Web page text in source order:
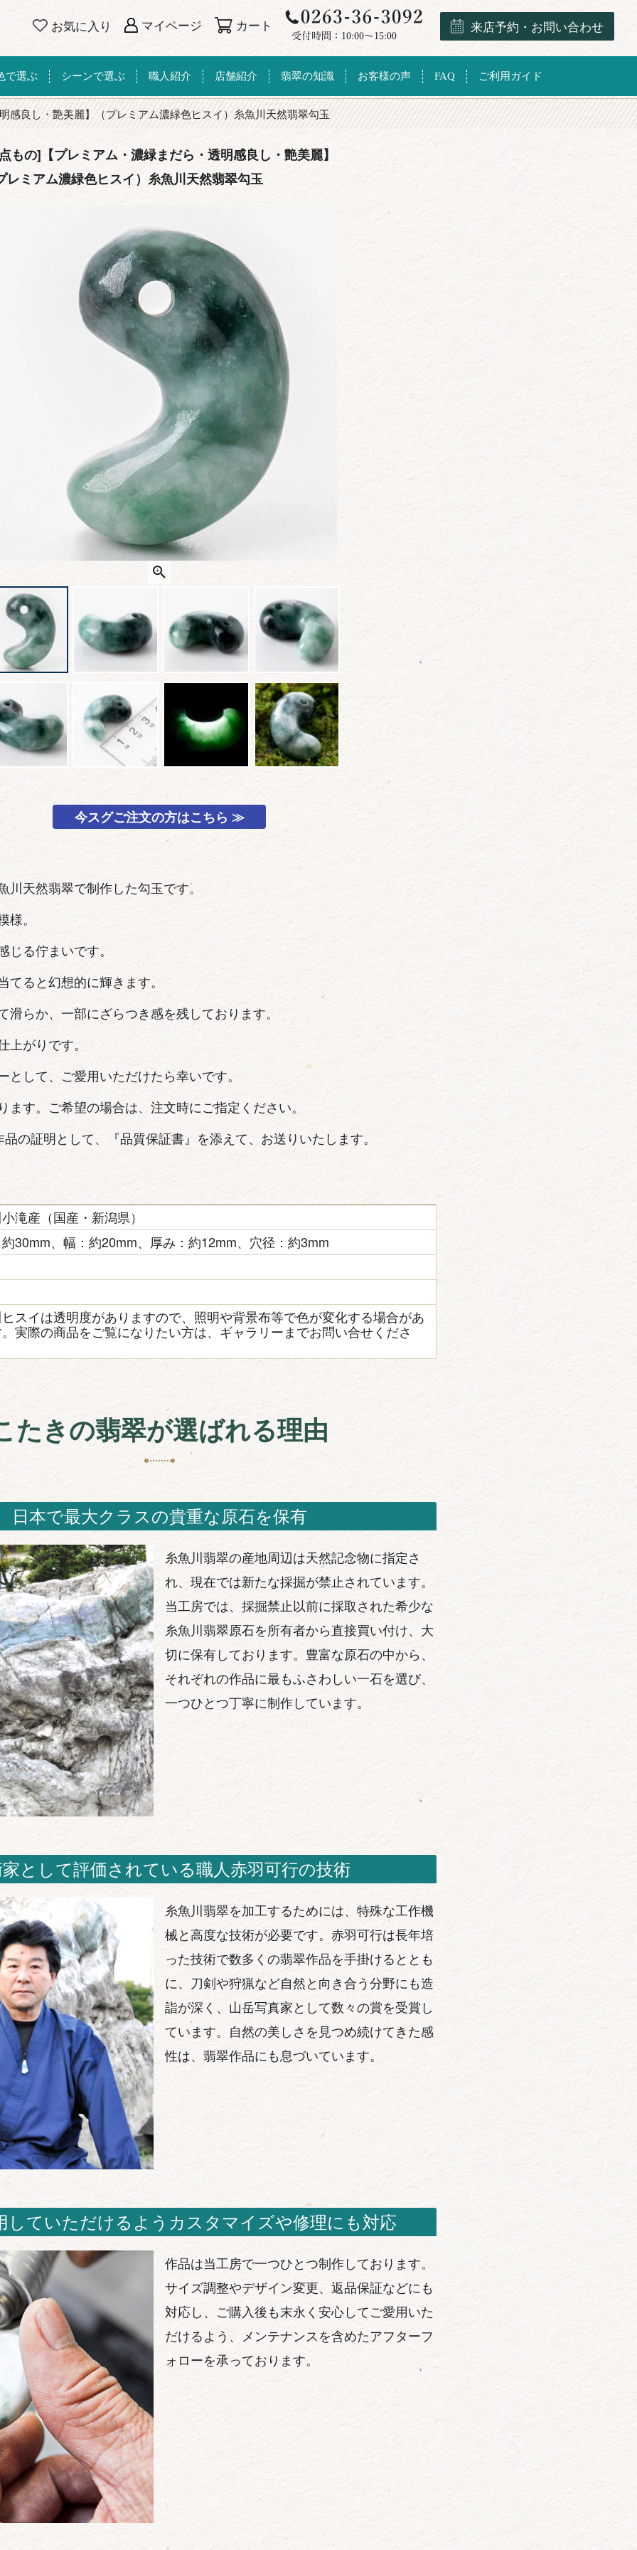
お気に入り マイページ カート 来店予約・お問い合わせ
で選ぶ シーンで選ぶ 職人紹介 店舗紹介 翡翠の知識 お客様の声 FAQ ご利用ガイド
感良し・艶美麗】（プレミアム濃緑色ヒスイ）糸魚川天然翡翠勾玉
もの]【プレミアム・濃緑まだら・透明感良し・艶美麗】
レミアム濃緑色ヒスイ）糸魚川天然翡翠勾玉
今スグご注文の方はこちら ≫
川天然翡翠で制作した勾玉です。
。
る佇まいです。
ると幻想的に輝きます。
滑らか、一部にざらつき感を残しております。
がりです。
として、ご愛用いただけたら幸いです。
ます。ご希望の場合は、注文時にご指定ください。
の証明として、『品質保証書』を添えて、お送りいたします。
滝産（国産・新潟県）
30mm、幅：約20mm、厚み：約12mm、穴径：約3mm
スイは透明度がありますので、照明や背景布等で色が変化する場合があ
実際の商品をご覧になりたい方は、ギャラリーまでお問い合せくださ
たきの翡翠が選ばれる理由
日本で最大クラスの貴重な原石を保有
糸魚川翡翠の産地周辺は天然記念物に指定さ
れ、現在では新たな採掘が禁止されています。
当工房では、採掘禁止以前に採取された希少な
糸魚川翡翠原石を所有者から直接買い付け、大
切に保有しております。豊富な原石の中から、
それぞれの作品に最もふさわしい一石を選び、
一つひとつ丁寧に制作しています。
として評価されている職人赤羽可行の技術
糸魚川翡翠を加工するためには、特殊な工作機
械と高度な技術が必要です。赤羽可行は長年培
った技術で数多くの翡翠作品を手掛けるととも
に、刀剣や狩猟など自然と向き合う分野にも造
詣が深く、山岳写真家として数々の賞を受賞し
ています。自然の美しさを見つめ続けてきた感
性は、翡翠作品にも息づいています。
していただけるようカスタマイズや修理にも対応
作品は当工房で一つひとつ制作しております。
サイズ調整やデザイン変更、返品保証などにも
対応し、ご購入後も末永く安心してご愛用いた
だけるよう、メンテナンスを含めたアフターフ
ォローを承っております。